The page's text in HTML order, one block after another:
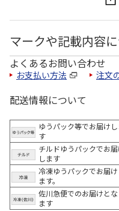
マークや記載内容
よくあるお問い合わせ
お支払い方法 注文
配送情報について
ゆうパック等でお届けし
す
チルドゆうパックでお届
します
冷凍ゆうパックでお届け
ます。
佐川急便でのお届けとな
ます